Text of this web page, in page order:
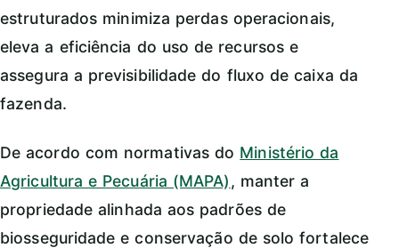
estruturados minimiza perdas operacionais,
eleva a eficiência do uso de recursos e
assegura a previsibilidade do fluxo de caixa da
fazenda.
De acordo com normativas do Ministério da
Agricultura e Pecuária (MAPA), manter a
propriedade alinhada aos padrões de
biosseguridade e conservação de solo fortalece